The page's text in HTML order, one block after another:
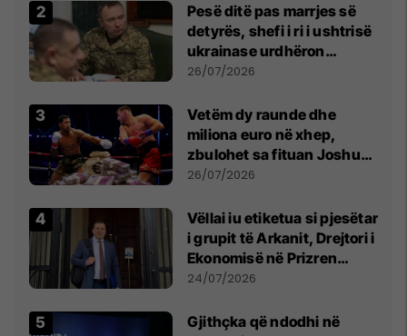
Pesë ditë pas marrjes së
detyrës, shefi i ri i ushtrisë
ukrainase urdhëron
kontroll të madh
26/07/2026
Vetëm dy raunde dhe
miliona euro në xhep,
zbulohet sa fituan Joshua
e Prenga
26/07/2026
Vëllai iu etiketua si pjesëtar
i grupit të Arkanit, Drejtori i
Ekonomisë në Prizren
mohon pretendimet
24/07/2026
Gjithçka që ndodhi në